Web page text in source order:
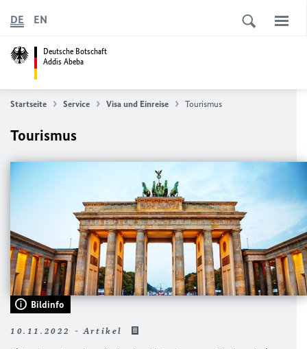
Deutsche Botschaft
Addis Abeba
DE EN
Startseite Service Visa und Einreise Tourismus
Tourismus
Bildinfo
10.11.2022 - Artikel